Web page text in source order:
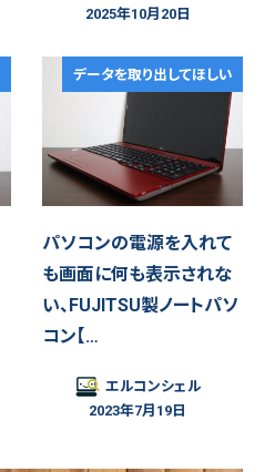
2025年10月20日
データを取り出してほしい
パソコンの電源を入れて
も画面に何も表示されな
い、FUJITSU製ノートパソ
コン【…
エルコンシェル
2023年7月19日